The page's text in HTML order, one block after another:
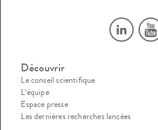
Découvrir
Le conseil scientifique
L’équipe
Espace presse
Les dernières recherches lancées